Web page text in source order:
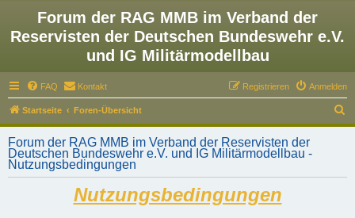
Forum der RAG MMB im Verband der
Reservisten der Deutschen Bundeswehr e.V.
und IG Militärmodellbau
FAQ Kontakt Anmelden
Registrieren
Startseite Foren-Übersicht
u
Forum der RAG MMB im Verband der Reservisten der
Deutschen Bundeswehr e.V. und IG Militärmodellbau -
Nutzungsbedingungen
Nutzungsbedingungen